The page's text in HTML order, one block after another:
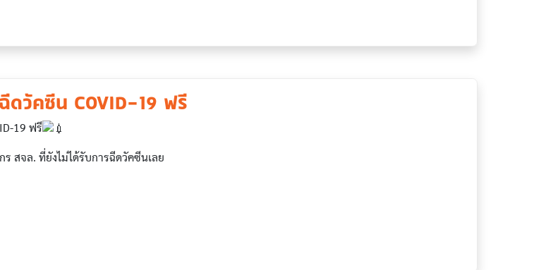
ฉีดวัคซีน COVID-19 ฟรี
19 ฟรี
สจล. ที่ยังไม่ได้รับการฉีดวัคซีนเลย